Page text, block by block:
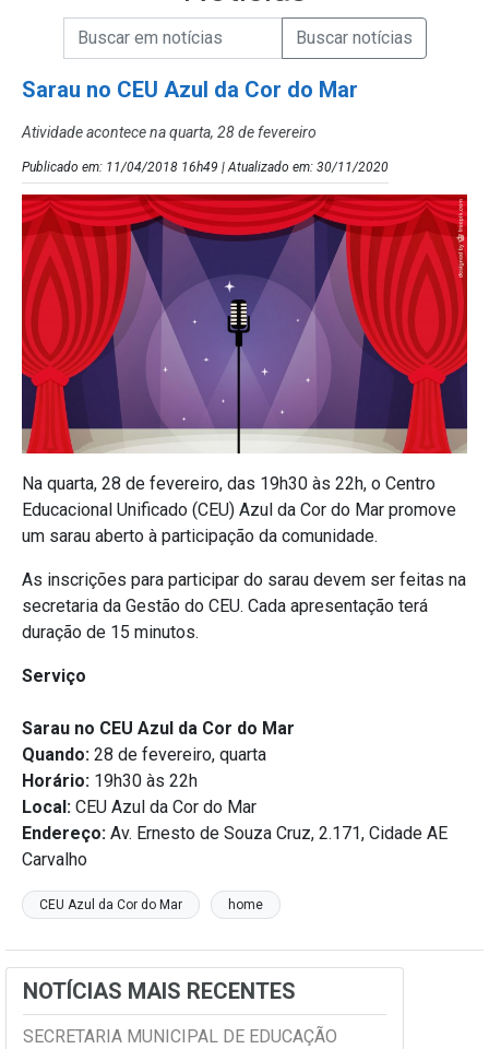
Campo de Busca de Notícias
Campo de Busca de informaçõesEnviar a Busca de Notícias
Sarau no CEU Azul da Cor do Mar
Atividade acontece na quarta, 28 de fevereiro
Publicado em: 11/04/2018 16h49 | Atualizado em: 30/11/2020
Na quarta, 28 de fevereiro, das 19h30 às 22h, o Centro
Educacional Unificado (CEU) Azul da Cor do Mar promove
um sarau aberto à participação da comunidade.
As inscrições para participar do sarau devem ser feitas na
secretaria da Gestão do CEU. Cada apresentação terá
duração de 15 minutos.
Serviço
Sarau no CEU Azul da Cor do Mar
Quando: 28 de fevereiro, quarta
Horário: 19h30 às 22h
Local: CEU Azul da Cor do Mar
Endereço: Av. Ernesto de Souza Cruz, 2.171, Cidade AE
Carvalho
CEU Azul da Cor do Mar home
NOTÍCIAS MAIS RECENTES
SECRETARIA MUNICIPAL DE EDUCAÇÃO